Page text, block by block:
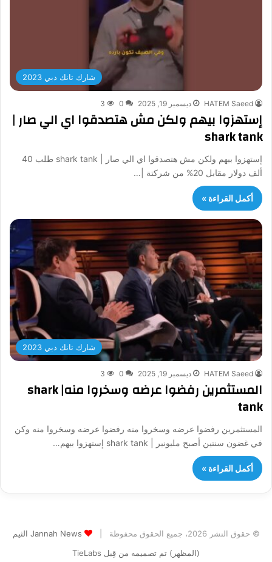
شارك تانك دبي 2023
HATEM Saeed ديسمبر 19, 2025 0
3
إستهزوا بيهم ولكن مش هتصدقوا اي الي صار |
shark tank
إستهزوا بيهم ولكن مش هتصدقوا اي الي صار | shark tank طلب 40
ألف دولار مقابل 20% من شركتة |…
أكمل القراءة »
شارك تانك دبي 2023
HATEM Saeed ديسمبر 19, 2025 0
3
المستثمرين رفضوا عرضه وسخروا منه| shark
tank
المستثمرين رفضوا عرضه وسخروا منه رفضوا عرضه وسخروا منه وكن
في غضون سنتين أصبح مليونير | shark tank إستهزوا بيهم…
أكمل القراءة »
© حقوق النشر 2026، جميع الحقوق محفوظة |
Jannah News الثيم
(المظهر) تم تصميمه من قِبل TieLabs